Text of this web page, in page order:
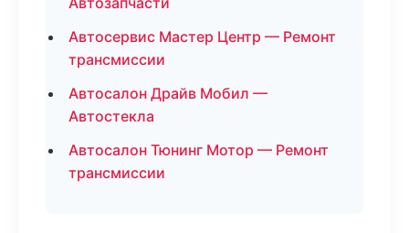
Автосервис Мастер Центр — Ремонт
трансмиссии
Автосалон Драйв Мобил —
Автостекла
Автосалон Тюнинг Мотор — Ремонт
трансмиссии